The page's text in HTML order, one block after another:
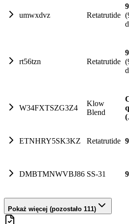
umwxdvz Retatrutide
rt56tzn Retatrutide
W34FXTSZG3Z4
Klow
Blend
ETNHRY5SK3KZ Retatrutide
DMBTMNWVBJ86 SS-31
Pokaż więcej (pozostało 111)